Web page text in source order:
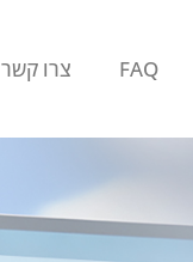
FAQ צרו קשר